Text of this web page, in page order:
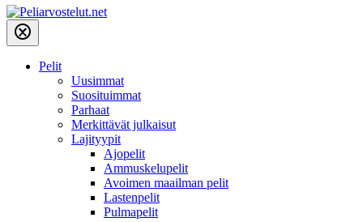
Pelit
Uusimmat
Suosituimmat
Parhaat
Merkittävät julkaisut
Lajityypit
Ajopelit
Ammuskelupelit
Avoimen maailman pelit
Lastenpelit
Pulmapelit